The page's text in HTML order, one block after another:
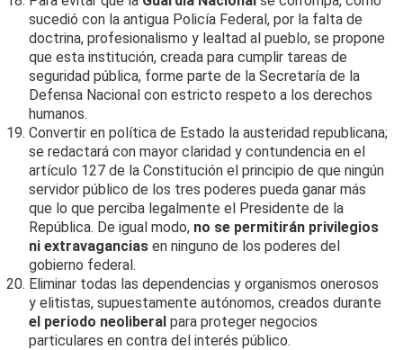
sucedió con la antigua Policía Federal, por la falta de
doctrina, profesionalismo y lealtad al pueblo, se propone
que esta institución, creada para cumplir tareas de
seguridad pública, forme parte de la Secretaría de la
Defensa Nacional con estricto respeto a los derechos
humanos.
Convertir en política de Estado la austeridad republicana;
se redactará con mayor claridad y contundencia en el
artículo 127 de la Constitución el principio de que ningún
servidor público de los tres poderes pueda ganar más
que lo que perciba legalmente el Presidente de la
República. De igual modo, no se permitirán privilegios
ni extravagancias en ninguno de los poderes del
gobierno federal.
Eliminar todas las dependencias y organismos onerosos
y elitistas, supuestamente autónomos, creados durante
el periodo neoliberal para proteger negocios
particulares en contra del interés público.